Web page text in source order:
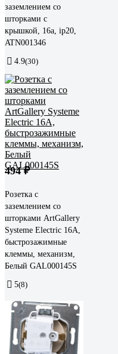
заземлением со
шторками с
крышкой, 16а, ip20,
ATN001346
4.9(30)
494 ₽
Розетка с
заземлением со
шторками ArtGallery
Systeme Electric 16А,
быстрозажимные
клеммы, механизм,
Белый GAL000145S
5(8)